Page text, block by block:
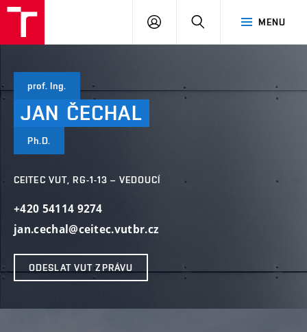
MENU
PŘIHLÁSIT
prof. Ing.
JAN ČECHAL
Ph.D.
CEITEC VUT, RG-1-13 – VEDOUCÍ
+420 54114 9274
jan.cechal@ceitec.vutbr.cz
ODESLAT VUT ZPRÁVU